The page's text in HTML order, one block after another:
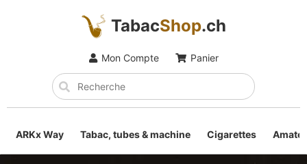
TabacShop.ch
Mon Compte Panier
ARKx Way Tabac, tubes & machine Cigarettes